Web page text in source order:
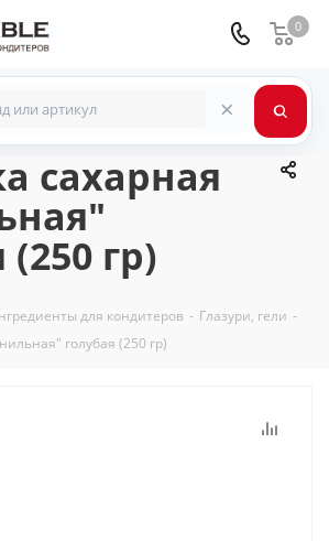
0
×
сахарная
(250 гр)
для кондитеров - Глазури, гели -
голубая (250 гр)